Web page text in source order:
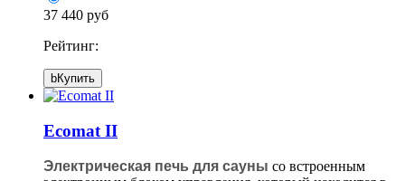
37 440 руб
Рейтинг:
bКупить
Ecomat II
Электрическая печь для сауны со встроенным